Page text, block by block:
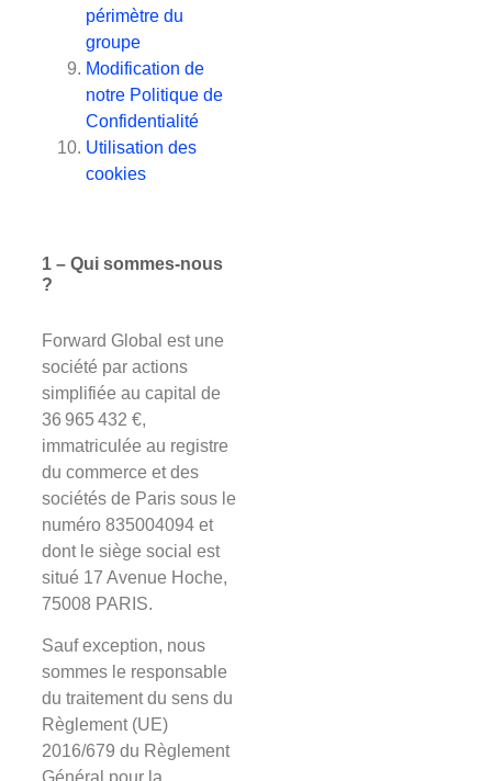
périmètre du
groupe
Modification de
notre Politique de
Confidentialité
Utilisation des
cookies
1 – Qui sommes-nous
?
Forward Global est une
société par actions
simplifiée au capital de
36 965 432 €,
immatriculée au registre
du commerce et des
sociétés de Paris sous le
numéro 835004094 et
dont le siège social est
situé 17 Avenue Hoche,
75008 PARIS.
Sauf exception, nous
sommes le responsable
du traitement du sens du
Règlement (UE)
2016/679 du Règlement